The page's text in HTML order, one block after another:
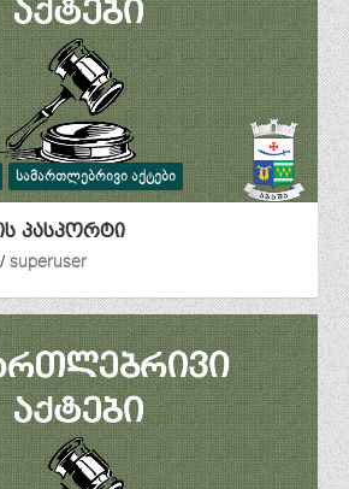
ᲡᲐᲛᲐᲠᲗᲚᲔᲑᲠᲘᲕᲘ ᲐᲥᲢᲔᲑᲘ
პასპორტი
superuser